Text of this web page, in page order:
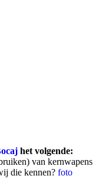
het volgende:
van kernwapens
die kennen? foto